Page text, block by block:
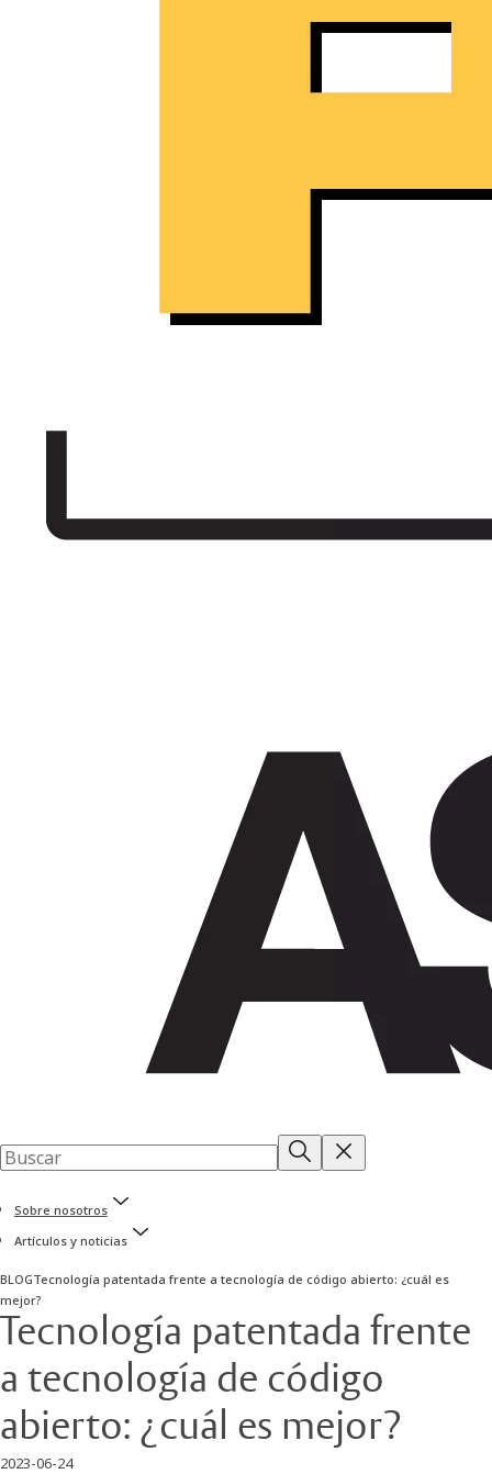
Sobre nosotros
Artículos y noticias
BLOGTecnología patentada frente a tecnología de código abierto: ¿cuál es
mejor?
Tecnología patentada frente
a tecnología de código
abierto: ¿cuál es mejor?
2023-06-24